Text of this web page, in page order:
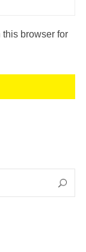
browser for